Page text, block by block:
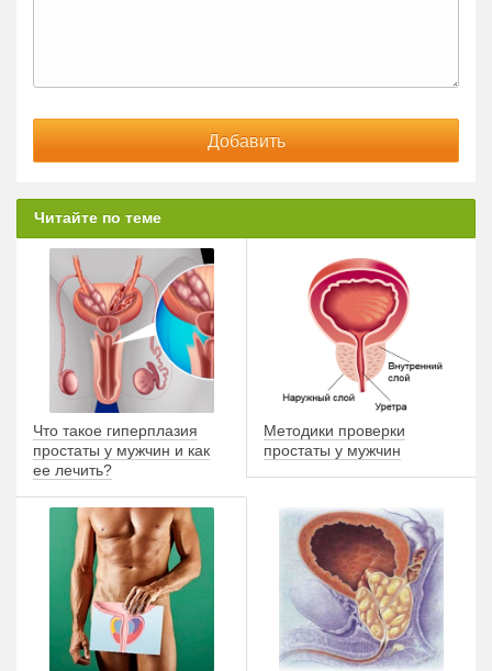
Читайте по теме
Что такое гиперплазия
простаты у мужчин и как
ее лечить?
Методики проверки
простаты у мужчин